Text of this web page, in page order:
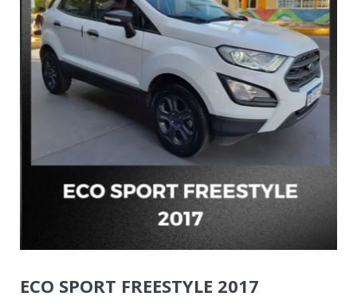
ECO SPORT FREESTYLE 2017